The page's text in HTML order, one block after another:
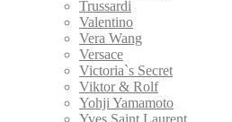
Trussardi
Valentino
Vera Wang
Versace
Victoria`s Secret
Viktor & Rolf
Yohji Yamamoto
Yves Saint Laurent